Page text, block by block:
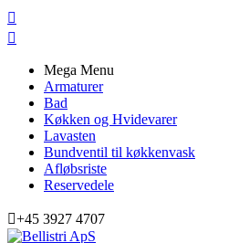


Mega Menu
Armaturer
Bad
Køkken og Hvidevarer
Lavasten
Bundventil til køkkenvask
Afløbsriste
Reservedele
+45 3927 4707